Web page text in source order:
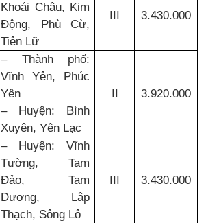
Khoái Châu, Kim
Động, Phù Cừ,
Tiên Lữ
3.430.000
– Thành phố:
Vĩnh Yên, Phúc
Yên
– Huyện: Bình
Xuyên, Yên Lạc
3.920.000
– Huyện: Vĩnh
Tường, Tam
Đảo, Tam
Dương, Lập
Thạch, Sông Lô
3.430.000